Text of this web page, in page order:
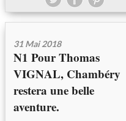
31 Mai 2018
N1 Pour Thomas
VIGNAL, Chambéry
restera une belle
aventure.